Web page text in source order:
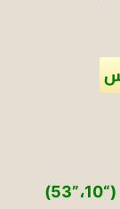
(“10،”53)